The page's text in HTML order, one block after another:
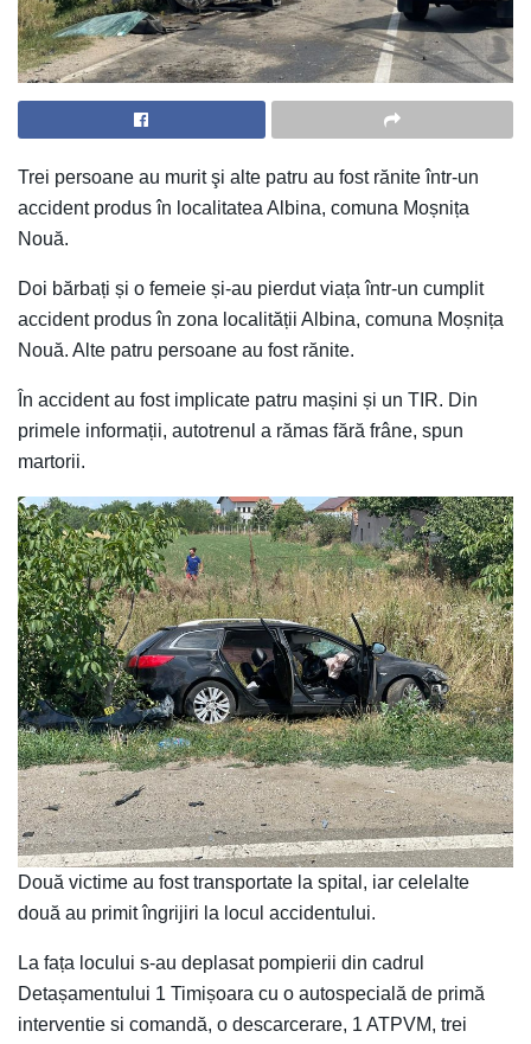
Trei persoane au murit şi alte patru au fost rănite într-un
accident produs în localitatea Albina, comuna Moșnița
Nouă.
Doi bărbați și o femeie și-au pierdut viața într-un cumplit
accident produs în zona localității Albina, comuna Moșnița
Nouă. Alte patru persoane au fost rănite.
În accident au fost implicate patru mașini și un TIR. Din
primele informații, autotrenul a rămas fără frâne, spun
martorii.
Două victime au fost transportate la spital, iar celelalte
două au primit îngrijiri la locul accidentului.
La fața locului s-au deplasat pompierii din cadrul
Detașamentului 1 Timișoara cu o autospecială de primă
interventie si comandă, o descarcerare, 1 ATPVM, trei